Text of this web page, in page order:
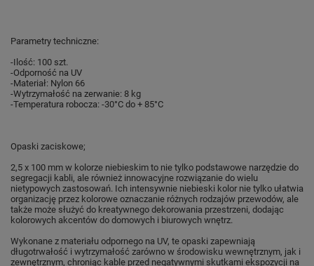
Parametry techniczne:
-Ilość: 100 szt.
-Odporność na UV
-Materiał: Nylon 66
-Wytrzymałość na zerwanie: 8 kg
-Temperatura robocza: -30°C do + 85°C
Opaski zaciskowe;
2,5 x 100 mm w kolorze niebieskim to nie tylko podstawowe narzędzie do
segregacji kabli, ale również innowacyjne rozwiązanie do wielu
nietypowych zastosowań. Ich intensywnie niebieski kolor nie tylko ułatwia
organizację przez kolorowe oznaczanie różnych rodzajów przewodów, ale
także może służyć do kreatywnego dekorowania przestrzeni, dodając
kolorowych akcentów do domowych i biurowych wnętrz.
Wykonane z materiału odpornego na UV, te opaski zapewniają
długotrwałość i wytrzymałość zarówno w środowisku wewnętrznym, jak i
zewnętrznym, chroniąc kable przed negatywnymi skutkami ekspozycji na